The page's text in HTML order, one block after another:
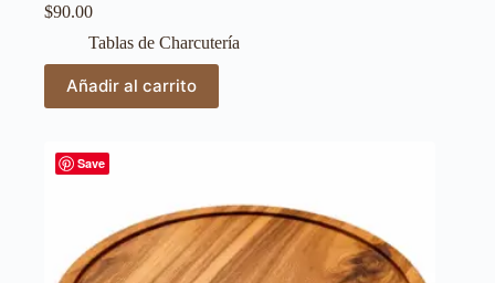
$90.00
Tablas de Charcutería
Añadir al carrito
Save